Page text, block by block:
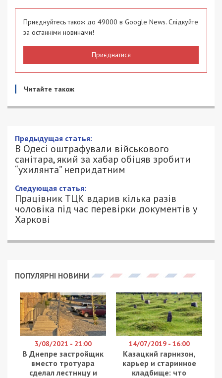
Приєднуйтесь також до 49000 в Google News. Слідкуйте
за останніми новинами!
Приєднатися
Читайте також
В Одесі оштрафували військового
санітара, який за хабар обіцяв зробити
“ухилянта” непридатним
11/05/2025 - 21:30
АННА БАУМАН - СПЕЦИАЛЬНО ДЛЯ
49000.COM.UA
В Одесі судили стрільця-санітара морської
піхоти за допомогу військовозобов’язаному
уникнути призову. Про це повідомляє49000